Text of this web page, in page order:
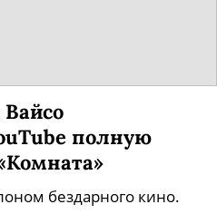
полную
бездарного кино.